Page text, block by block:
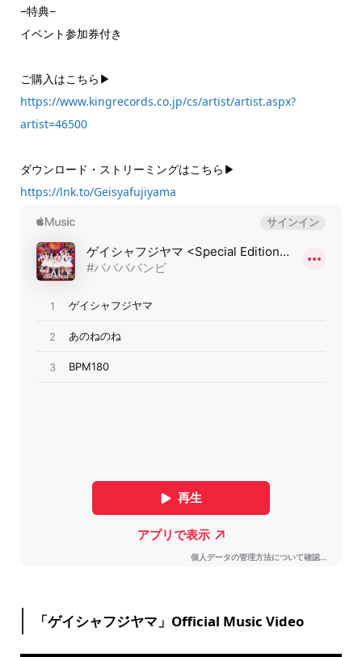
−特典−
イベント参加券付き
ご購入はこちら▶
https://www.kingrecords.co.jp/cs/artist/artist.aspx?
artist=46500
ダウンロード・ストリーミングはこちら▶
https://lnk.to/Geisyafujiyama
「ゲイシャフジヤマ」Official Music Video